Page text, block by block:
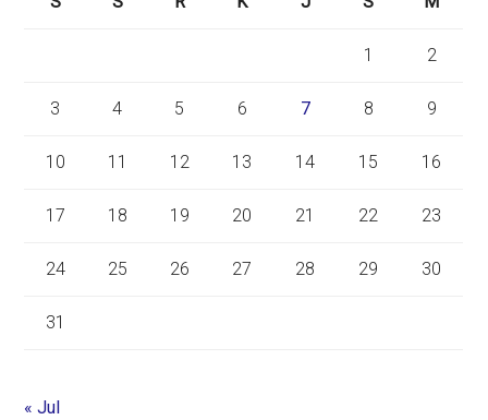
1 2
3 4 5 6 7 8 9
10 11 12 13 14 15 16
17 18 19 20 21 22 23
24 25 26 27 28 29 30
31
« Jul